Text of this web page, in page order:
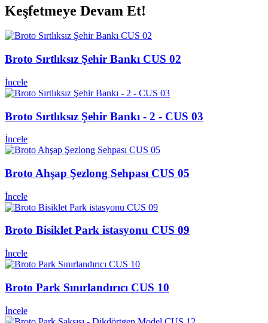
Keşfetmeye Devam Et!
Broto Sırtlıksız Şehir Bankı CUS 02
İncele
Broto Sırtlıksız Şehir Bankı - 2 - CUS 03
İncele
Broto Ahşap Şezlong Sehpası CUS 05
İncele
Broto Bisiklet Park istasyonu CUS 09
İncele
Broto Park Sınırlandırıcı CUS 10
İncele